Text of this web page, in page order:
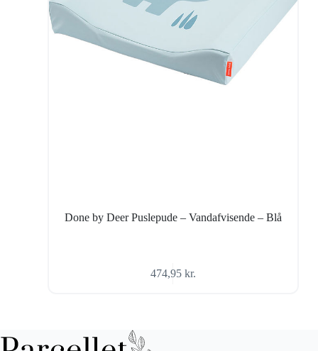
Done by Deer Puslepude – Vandafvisende – Blå
474,95 kr.